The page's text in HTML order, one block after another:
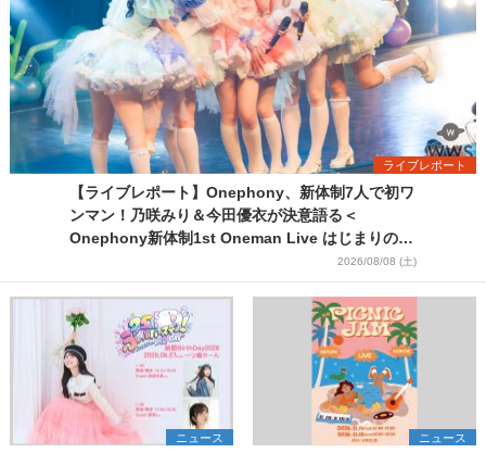
ライブレポート
【ライブレポート】Onephony、新体制7人で初ワ
ンマン！乃咲みり＆今田優衣が決意語る＜
Onephony新体制1st Oneman Live はじまりの夏
2026/08/08 (土)
ニュース ニュース